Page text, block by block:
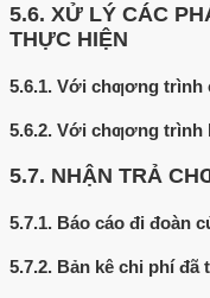
5.6. XỬ LÝ CÁC
THỰC HIỆN
5.6.1. Với chƣơng trình
5.6.2. Với chƣơng trình
5.7. NHẬN TRẢ
5.7.1. Báo cáo đi đoàn
5.7.2. Bản kê chi phí đã